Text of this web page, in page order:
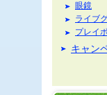
眼鏡
ライブ
プレイ
キャン